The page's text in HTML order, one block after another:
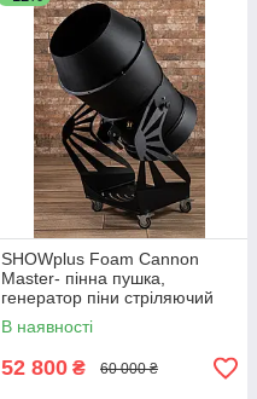
SHOWplus Foam Cannon
Master- пінна пушка,
генератор піни стріляючий
для дискотек і вечірок
В наявності
52 800 ₴ 60 000 ₴